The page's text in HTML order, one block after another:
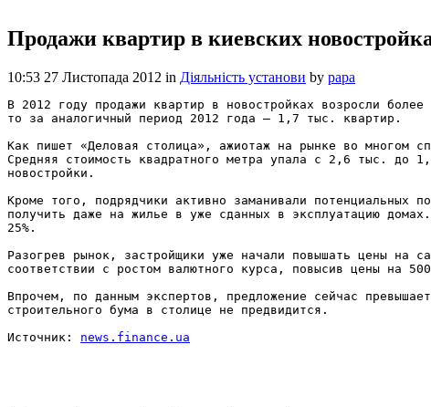
Продажи квартир в киевских
10:53 27 Листопада 2012 in Діяльність установи by papa
В 2012 году продажи квартир в новостройках возросли
то за аналогичный период 2012 года — 1,7 тыс. квартир.
Как пишет «Деловая столица», ажиотаж на рынке во многом
Средняя стоимость квадратного метра упала с 2,6 тыс. до
новостройки.
Кроме того, подрядчики активно заманивали потенциальных
получить даже на жилье в уже сданных в эксплуатацию
25%.
Разогрев рынок, застройщики уже начали повышать цены на
соответствии с ростом валютного курса, повысив цены на
Впрочем, по данным экспертов, предложение сейчас
строительного бума в столице не предвидится.
Источник: news.finance.ua